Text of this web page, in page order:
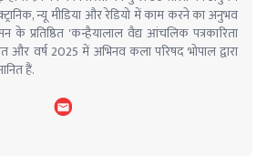
न्यू मीडिया और रेडियो में काम करने का अनुभव
के प्रतिष्ठित 'कन्हैयालाल वैद्य आंचलिक पत्रकारिता
और वर्ष 2025 में अभिनव कला परिषद भोपाल द्वारा
हैं.